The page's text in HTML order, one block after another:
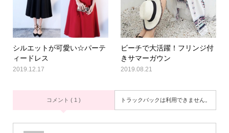
シルエットが可愛い☆パーテ
ィードレス
2019.12.17
ビーチで大活躍！フリンジ付
きサマーガウン
2019.08.21
コメント ( 1 ) トラックバックは利用できません。